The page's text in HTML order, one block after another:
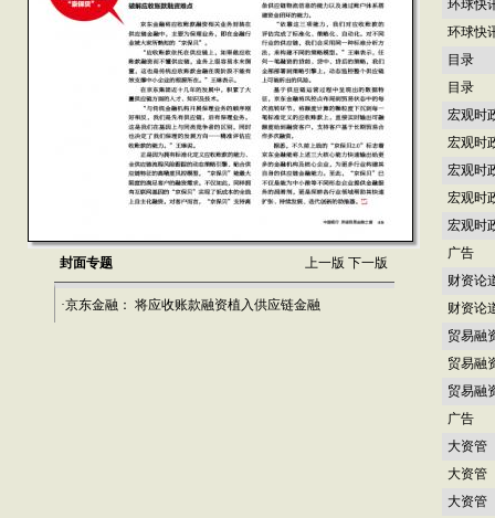
封面专题 上一版 下一版
·京东金融： 将应收账款融资植入供应链金融
环球快
环球快
目录
目录
宏观时
宏观时
宏观时
宏观时
宏观时
广告
财资论
财资论
贸易融
贸易融
贸易融
广告
大资管
大资管
大资管